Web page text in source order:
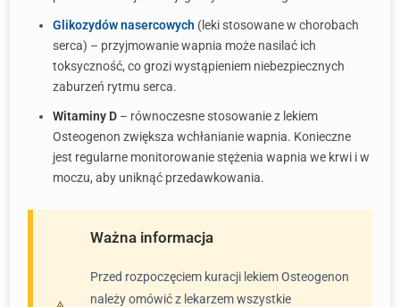
Glikozydów nasercowych (leki stosowane w chorobach
serca) – przyjmowanie wapnia może nasilać ich
toksyczność, co grozi wystąpieniem niebezpiecznych
zaburzeń rytmu serca.
Witaminy D – równoczesne stosowanie z lekiem
Osteogenon zwiększa wchłanianie wapnia. Konieczne
jest regularne monitorowanie stężenia wapnia we krwi i w
moczu, aby uniknąć przedawkowania.
Ważna informacja
Przed rozpoczęciem kuracji lekiem Osteogenon
należy omówić z lekarzem wszystkie